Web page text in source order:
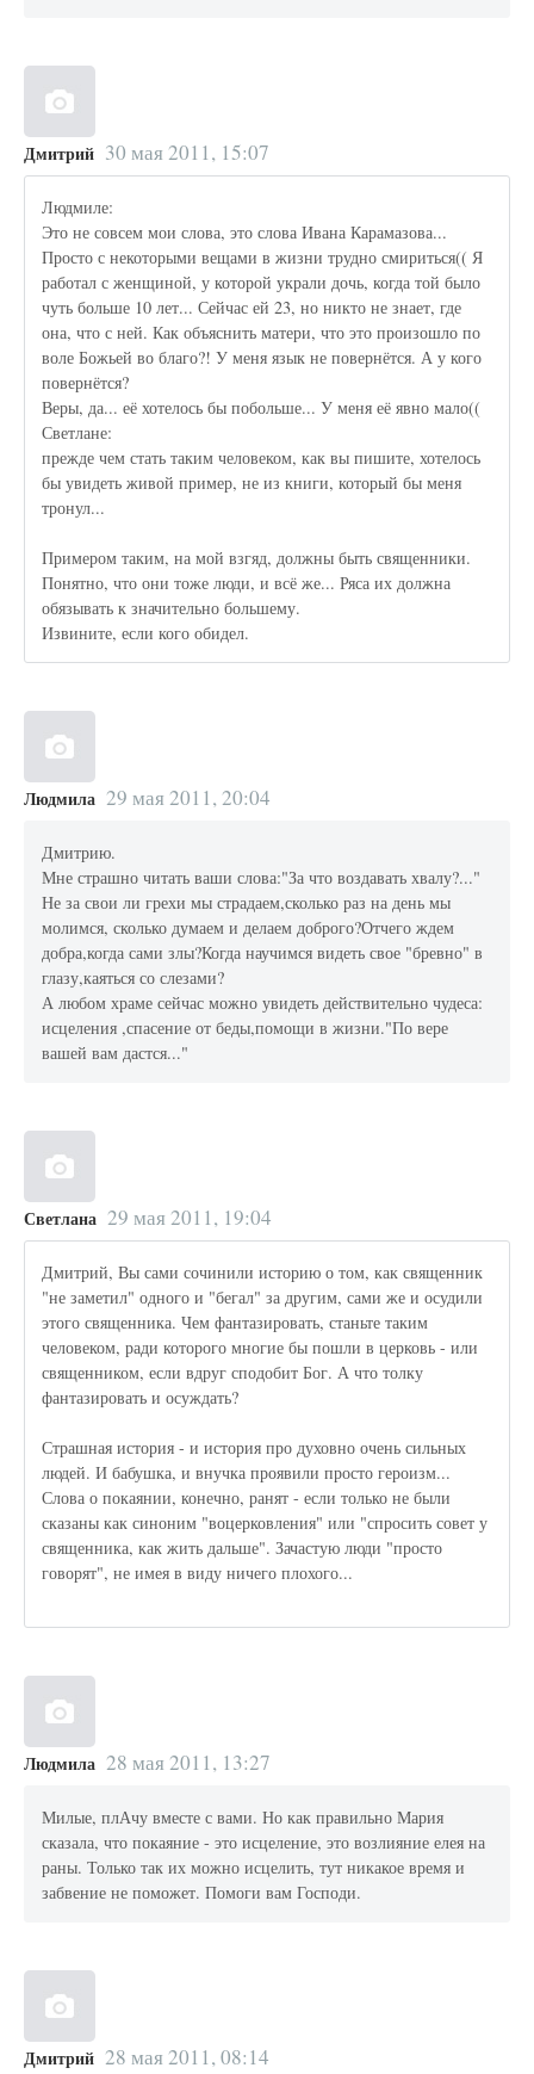
Дмитрий 30 мая 2011, 15:07
Людмиле:
Это не совсем мои слова, это слова Ивана Карамазова...
Просто с некоторыми вещами в жизни трудно смириться(( Я
работал с женщиной, у которой украли дочь, когда той было
чуть больше 10 лет... Сейчас ей 23, но никто не знает, где
она, что с ней. Как объяснить матери, что это произошло по
воле Божьей во благо?! У меня язык не повернётся. А у кого
повернётся?
Веры, да... её хотелось бы побольше... У меня её явно мало((
Светлане:
прежде чем стать таким человеком, как вы пишите, хотелось
бы увидеть живой пример, не из книги, который бы меня
тронул...
Примером таким, на мой взгяд, должны быть священники.
Понятно, что они тоже люди, и всё же... Ряса их должна
обязывать к значительно большему.
Извините, если кого обидел.
Людмила 29 мая 2011, 20:04
Дмитрию.
Мне страшно читать ваши слова:"За что воздавать хвалу?..."
Не за свои ли грехи мы страдаем,сколько раз на день мы
молимся, сколько думаем и делаем доброго?Отчего ждем
добра,когда сами злы?Когда научимся видеть свое "бревно" в
глазу,каяться со слезами?
А любом храме сейчас можно увидеть действительно чудеса:
исцеления ,спасение от беды,помощи в жизни."По вере
вашей вам дастся..."
Светлана 29 мая 2011, 19:04
Дмитрий, Вы сами сочинили историю о том, как священник
"не заметил" одного и "бегал" за другим, сами же и осудили
этого священника. Чем фантазировать, станьте таким
человеком, ради которого многие бы пошли в церковь - или
священником, если вдруг сподобит Бог. А что толку
фантазировать и осуждать?
Страшная история - и история про духовно очень сильных
людей. И бабушка, и внучка проявили просто героизм...
Слова о покаянии, конечно, ранят - если только не были
сказаны как синоним "воцерковления" или "спросить совет у
священника, как жить дальше". Зачастую люди "просто
говорят", не имея в виду ничего плохого...
Людмила 28 мая 2011, 13:27
Милые, плАчу вместе с вами. Но как правильно Мария
сказала, что покаяние - это исцеление, это возлияние елея на
раны. Только так их можно исцелить, тут никакое время и
забвение не поможет. Помоги вам Господи.
Дмитрий 28 мая 2011, 08:14